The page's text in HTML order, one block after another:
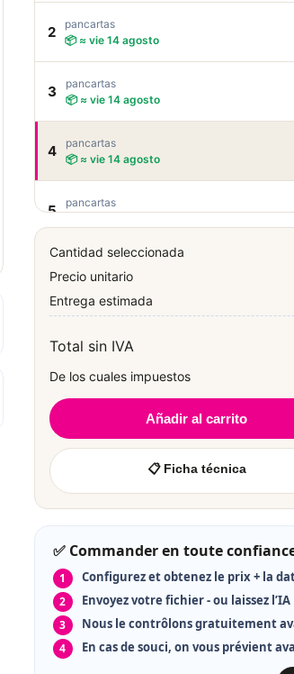
2
pancartas
📦 ≈ vie 14 agosto
3
pancartas
📦 ≈ vie 14 agosto
4
pancartas
📦 ≈ vie 14 agosto
5
pancartas
6
pancartas
📦 ≈ vie 14 agosto
pancartas
pancartas
📦 ≈ vie 14 agosto
▼
Cantidad seleccionada
Precio unitario
Entrega estimada
Total sin IVA
De los cuales impuestos
Añadir al carrito
📋 Ficha técnica
✅ Commander en toute
Configurez et obtenez le prix + la
Envoyez votre fichier - ou laissez
Nous le contrôlons gratuitement
En cas de souci, on vous prévient